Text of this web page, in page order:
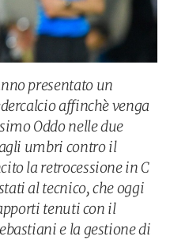
presentato un
affinchè venga
Oddo nelle due
umbri contro il
la retrocessione in C
al tecnico, che oggi
tenuti con il
e la gestione di